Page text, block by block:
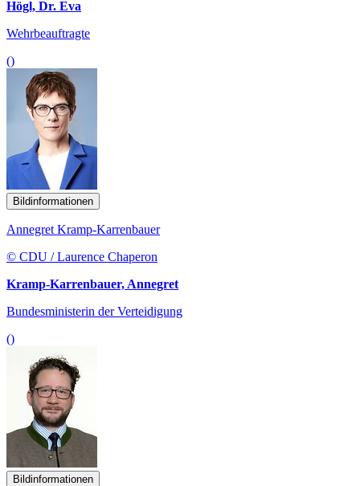
Högl, Dr. Eva
Wehrbeauftragte
()
Bildinformationen
Annegret Kramp-Karrenbauer
© CDU / Laurence Chaperon
Kramp-Karrenbauer, Annegret
Bundesministerin der Verteidigung
()
Bildinformationen